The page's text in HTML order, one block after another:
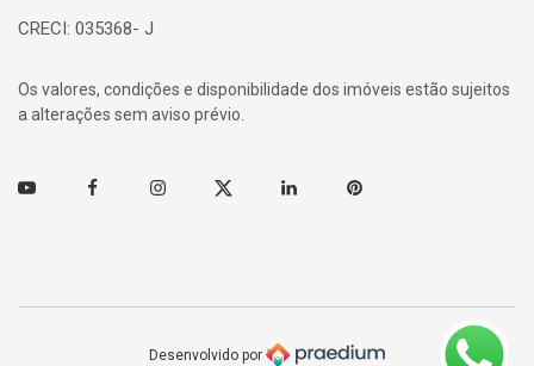
CRECI: 035368- J
Os valores, condições e disponibilidade dos imóveis estão sujeitos
a alterações sem aviso prévio.
Youtube FacebookInstagramTwitter Linkedin Pinterest
Desenvolvido por